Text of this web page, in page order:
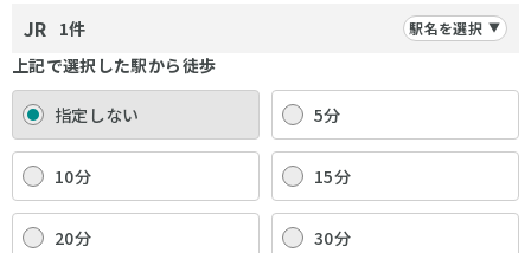
JR 1件 駅名を選択
上記で選択した駅から徒歩
指定しない 5分
10分 15分
20分 30分